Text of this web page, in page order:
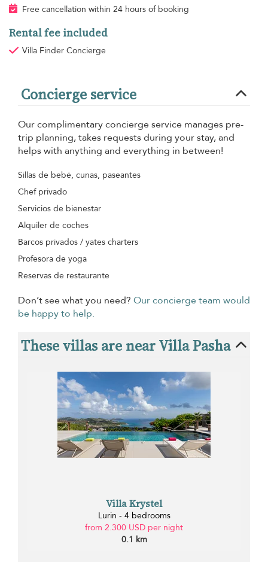
Free cancellation within 24 hours of booking
Rental fee included
Villa Finder Concierge
Concierge service
Our complimentary concierge service manages pre-
trip planning, takes requests during your stay, and
helps with anything and everything in between!
Sillas de bebé, cunas, paseantes
Chef privado
Servicios de bienestar
Alquiler de coches
Barcos privados / yates charters
Profesora de yoga
Reservas de restaurante
Don’t see what you need? Our concierge team would
be happy to help.
These villas are near Villa Pasha
Villa Krystel
Lurin - 4 bedrooms
from 2.300 USD per night
0.1 km